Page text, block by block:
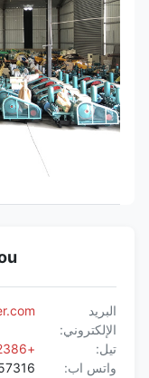
الإلكتروني:
واتس اب: